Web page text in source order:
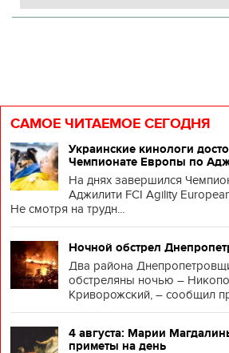
САМОЕ ЧИТАЕМОЕ СЕГОДНЯ
Украинские кинологи
Чемпионате Европы по
На днях завершился
Аджилити FCI Agility
Не смотря на трудн...
Ночной обстрел
Два района
обстреляны ночью –
Криворожский, – сообщил
4 августа: Марии
приметы на день